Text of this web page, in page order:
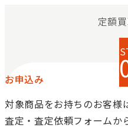
定額
お申込み
対象商品をお持ちのお客様
査定・査定依頼フォームか